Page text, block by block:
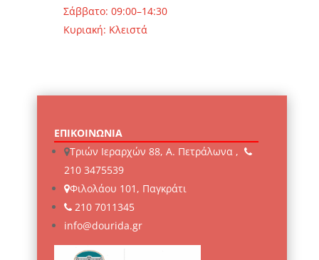
Σάββατο: 09:00–14:30
Κυριακή: Κλειστά
ΕΠΙΚΟΙΝΩΝΙΑ
Τριών Ιεραρχών 88, Α. Πετράλωνα ,
210 3475539
Φιλολάου 101, Παγκράτι
210 7011345
info@dourida.gr